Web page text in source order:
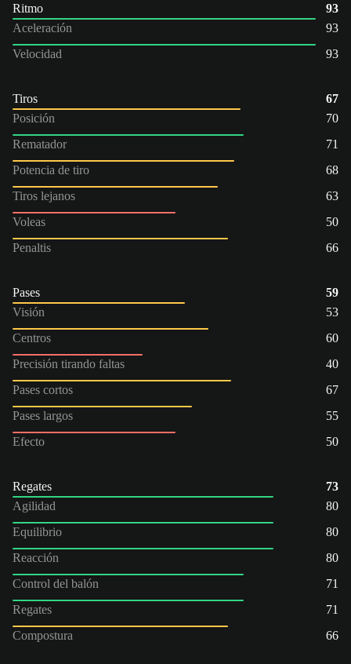
Ritmo
93
Aceleración
93
Velocidad
93
Tiros
67
Posición
70
Rematador
71
Potencia de tiro
68
Tiros lejanos
63
Voleas
50
Penaltis
66
Pases
59
Visión
53
Centros
60
Precisión tirando faltas
40
Pases cortos
67
Pases largos
55
Efecto
50
Regates
73
Agilidad
80
Equilibrio
80
Reacción
80
Control del balón
71
Regates
71
Compostura
66